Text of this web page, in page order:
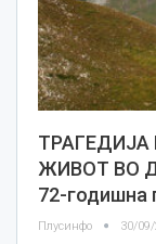
ЖИВОТ ВО
72-годишна
Плусинфо 30/